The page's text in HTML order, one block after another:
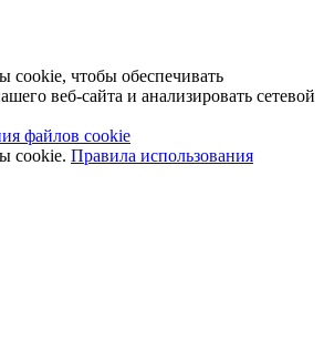
чтобы обеспечивать
веб-сайта и анализировать сетевой
файлов cookie
cookie. Правила использования